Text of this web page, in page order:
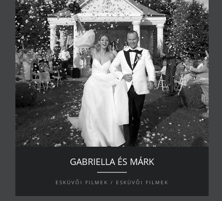
GABRIELLA ÉS MÁRK
ESKÜVŐI FILMEK / ESKÜVŐI FILMEK